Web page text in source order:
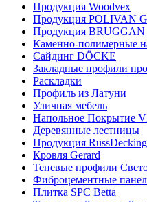
Продукция Woodvex
Продукция POLIVAN
Продукция BRUGGAN
Каменно-полимерные
Сайдинг DÖCKE
Закладные профили
Раскладки
Профиль из Латуни
Уличная мебель
Напольное Покрытие
Деревянные лестницы
Продукция RussDecking
Кровля Gerard
Теневые профили
Фиброцементные
Плитка SPC Betta